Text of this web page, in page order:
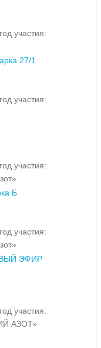
участия:
27/1
участия:
участия:
Б
участия:
ЭФИР
участия:
АЗОТ»